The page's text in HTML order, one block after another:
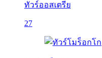
ทัวร์ออสเตรีย
27